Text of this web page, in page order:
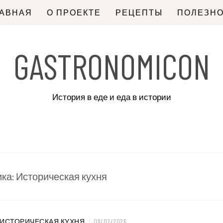
О ПРОЕКТЕ РЕЦЕПТЫ
GASTRONOMICON
История в еде и еда в истории
Историческая кухня
ИСТОРИЧЕСКАЯ КУХНЯ 08/02/2026